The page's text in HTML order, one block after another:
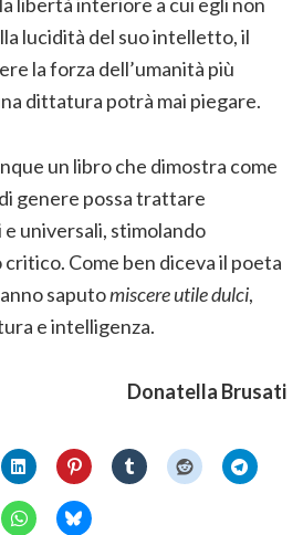
lucidità del suo intelletto, il
la forza dell’umanità più
dittatura potrà mai piegare.
un libro che dimostra come
genere possa trattare
universali, stimolando
Come ben diceva il poeta
saputomiscere utile dulci,
e intelligenza.
Donatella Brusati